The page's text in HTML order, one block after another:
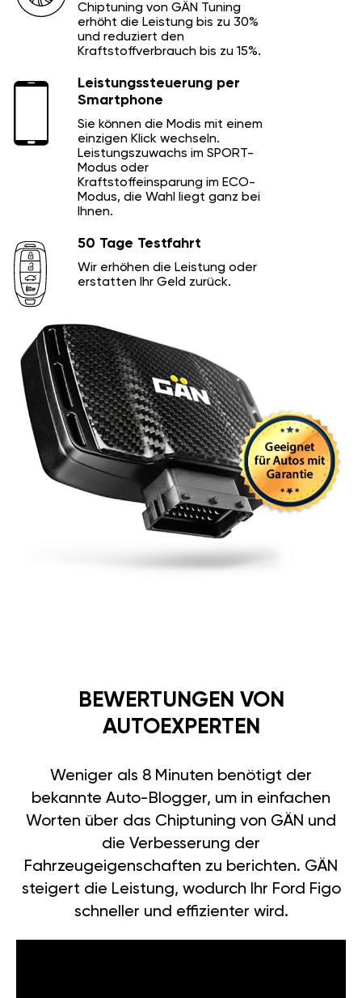
Chiptuning von GÄN Tuning
erhöht die Leistung bis zu 30%
und reduziert den
Kraftstoffverbrauch bis zu 15%.
Leistungssteuerung per
Smartphone
Sie können die Modis mit einem
einzigen Klick wechseln.
Leistungszuwachs im SPORT-
Modus oder
Kraftstoffeinsparung im ECO-
Modus, die Wahl liegt ganz bei
Ihnen.
50 Tage Testfahrt
Wir erhöhen die Leistung oder
erstatten Ihr Geld zurück.
BEWERTUNGEN VON
AUTOEXPERTEN
Weniger als 8 Minuten benötigt der
bekannte Auto-Blogger, um in einfachen
Worten über das Chiptuning von GÄN und
die Verbesserung der
Fahrzeugeigenschaften zu berichten. GÄN
steigert die Leistung, wodurch Ihr Ford Figo
schneller und effizienter wird.